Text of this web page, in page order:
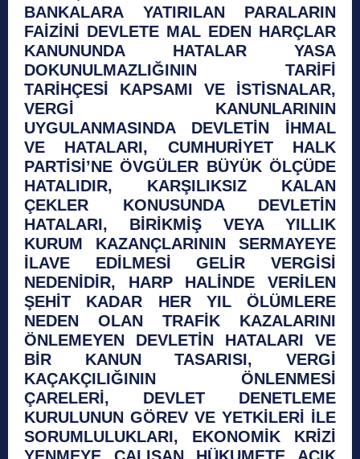
BANKALARA YATIRILAN PARALARIN
FAİZİNİ DEVLETE MAL EDEN HARÇLAR
KANUNUNDA HATALAR YASA
DOKUNULMAZLIĞININ TARİFİ
TARİHÇESİ KAPSAMI VE İSTİSNALAR,
VERGİ KANUNLARININ
UYGULANMASINDA DEVLETİN İHMAL
VE HATALARI, CUMHURİYET HALK
PARTİSİ’NE ÖVGÜLER BÜYÜK ÖLÇÜDE
HATALIDIR, KARŞILIKSIZ KALAN
ÇEKLER KONUSUNDA DEVLETİN
HATALARI, BİRİKMİŞ VEYA YILLIK
KURUM KAZANÇLARININ SERMAYEYE
İLAVE EDİLMESİ GELİR VERGİSİ
NEDENİDİR, HARP HALİNDE VERİLEN
ŞEHİT KADAR HER YIL ÖLÜMLERE
NEDEN OLAN TRAFİK KAZALARINI
ÖNLEMEYEN DEVLETİN HATALARI VE
BİR KANUN TASARISI, VERGİ
KAÇAKÇILIĞININ ÖNLENMESİ
ÇARELERİ, DEVLET DENETLEME
KURULUNUN GÖREV VE YETKİLERİ İLE
SORUMLULUKLARI, EKONOMİK KRİZİ
YENMEYE ÇALIŞAN HÜKUMETE AÇIK